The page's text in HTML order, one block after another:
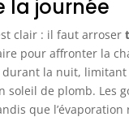
la journée
clair : il faut arroser
pour affronter la
la nuit,
soleil de plomb. Les
que